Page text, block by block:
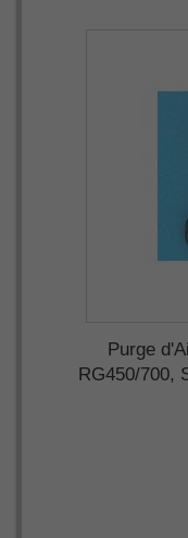
Purge
RG450/700,